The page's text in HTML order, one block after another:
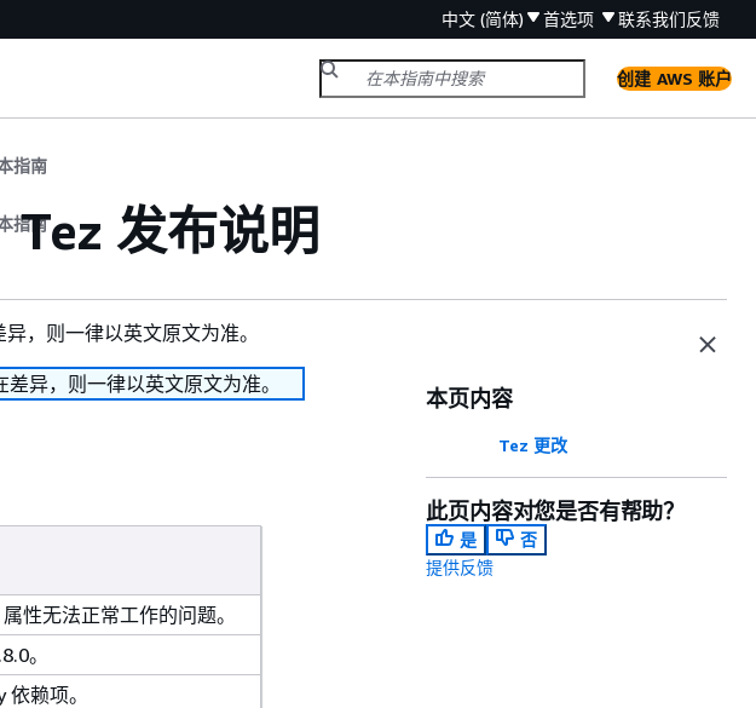
中文 (简体) 首选项 联系我们反馈
创建 AWS 账户
指南
指南 发布说明
，则一律以英文原文为准。
异，则一律以英文原文为准。
性无法正常工作的问题。
。
赖项。
本页内容
Tez 更改
此页内容对您是否有帮助？
是
否
提供反馈